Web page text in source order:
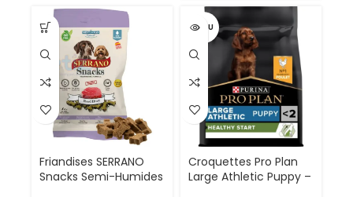
Digestive Optimales
Friandises SERRANO
Snacks Semi-Humides
VENDU
Croquettes Pro Plan
Large Athletic Puppy –